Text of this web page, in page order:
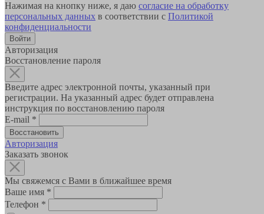
Нажимая на кнопку ниже, я даю согласие на обработку
персональных данных в соответствии с Политикой
конфиденциальности
Авторизация
Восстановление пароля
Введите адрес электронной почты, указанный при
регистрации. На указанный адрес будет отправлена
инструкция по восстановлению пароля
E-mail *
Авторизация
Заказать звонок
Мы свяжемся с Вами в ближайшее время
Ваше имя *
Телефон *